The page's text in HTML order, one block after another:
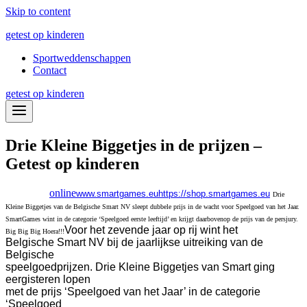
Skip to content
getest op kinderen
Sportweddenschappen
Contact
getest op kinderen
Drie Kleine Biggetjes in de prijzen –
Getest op kinderen
onlinewww.smartgames.euhttps://shop.smartgames.eu Drie
Kleine Biggetjes van de Belgische Smart NV sleept dubbele prijs in de wacht voor Speelgoed van het Jaar.
SmartGames wint in de categorie ‘Speelgoed eerste leeftijd’ en krijgt daarbovenop de prijs van de persjury.
Big Big Big Hoera!!!Voor het zevende jaar op rij wint het
Belgische Smart NV bij de jaarlijkse uitreiking van de
Belgische
speelgoedprijzen. Drie Kleine Biggetjes van Smart ging
eergisteren lopen
met de prijs ‘Speelgoed van het Jaar’ in de categorie
‘Speelgoed